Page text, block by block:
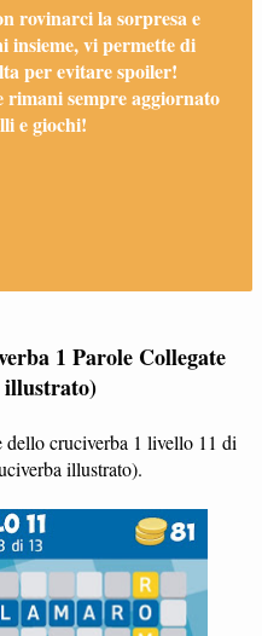
rovinarci la sorpresa e
insieme, vi permette di
per evitare spoiler!
rimani sempre aggiornato
e giochi!
1 Parole Collegate
cruciverba 1 livello 11 di
illustrato).